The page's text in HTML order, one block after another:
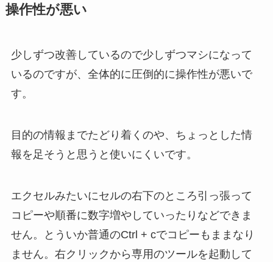
操作性が悪い
少しずつ改善しているので少しずつマシになって
いるのですが、全体的に圧倒的に操作性が悪いで
す。
目的の情報までたどり着くのや、ちょっとした情
報を足そうと思うと使いにくいです。
エクセルみたいにセルの右下のところ引っ張って
コピーや順番に数字増やしていったりなどできま
せん。とういか普通のCtrl + cでコピーもままなり
ません。右クリックから専用のツールを起動して